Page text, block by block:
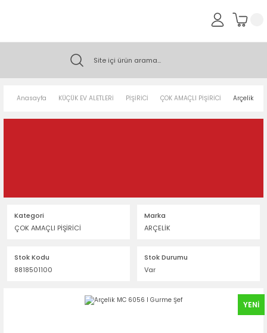
Anasayfa KÜÇÜK EV ALETLERİ PİŞİRİCİ ÇOK AMAÇLI PİŞİRİCİ Arçelik
Kategori
ÇOK AMAÇLI PİŞİRİCİ
Marka
ARÇELİK
Stok Kodu
8818501100
Stok Durumu
Var
YENİ